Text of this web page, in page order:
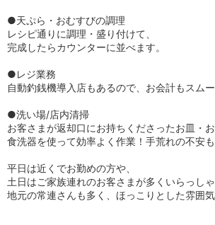
●天ぷら・おむすびの調理
レシピ通りに調理・盛り付けて、
完成したらカウンターに並べます。
●レジ業務
自動釣銭機導入店もあるので、お会計もスムー
●洗い場/店内清掃
お客さまが返却口にお持ちくださったお皿・お
食洗器を使って効率よく作業！手荒れの不安も
平日は近くでお勤めの方や、
土日はご家族連れのお客さまが多くいらっしゃ
地元の常連さんも多く、ほっこりとした雰囲気